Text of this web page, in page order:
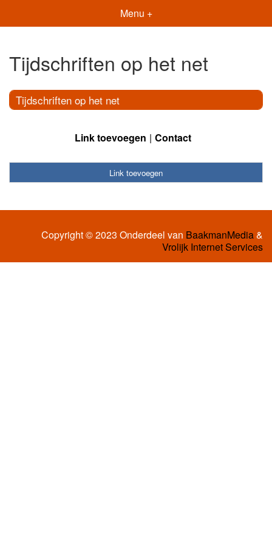
Menu +
Tijdschriften op het net
Tijdschriften op het net
Link toevoegen Contact
Link toevoegen
Copyright © 2023 Onderdeel van BaakmanMedia&
Vrolijk Internet Services